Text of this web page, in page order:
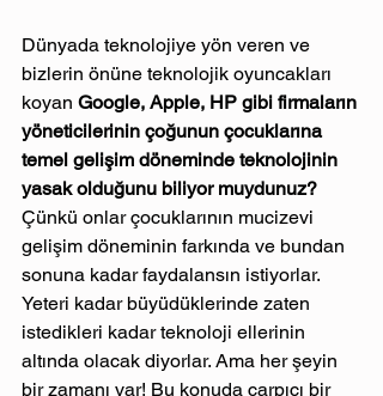
Dünyada teknolojiye yön veren ve
bizlerin önüne teknolojik oyuncakları
koyan Google, Apple, HP gibi firmaların
yöneticilerinin çoğunun çocuklarına
temel gelişim döneminde teknolojinin
yasak olduğunu biliyor muydunuz?
Çünkü onlar çocuklarının mucizevi
gelişim döneminin farkında ve bundan
sonuna kadar faydalansın istiyorlar.
Yeteri kadar büyüdüklerinde zaten
istedikleri kadar teknoloji ellerinin
altında olacak diyorlar. Ama her şeyin
bir zamanı var! Bu konuda çarpıcı bir